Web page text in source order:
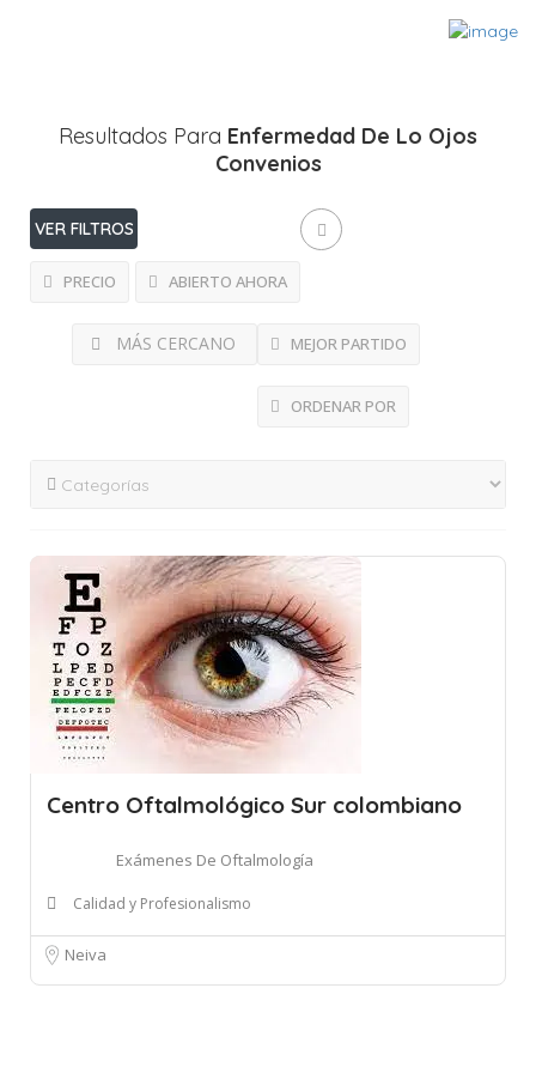
Resultados Para Enfermedad De Lo Ojos
Convenios
VER FILTROS
PRECIO ABIERTO AHORA
MÁS CERCANO MEJOR PARTIDO
ORDENAR POR
Centro Oftalmológico Sur colombiano
Exámenes De Oftalmología
Calidad y Profesionalismo
Neiva